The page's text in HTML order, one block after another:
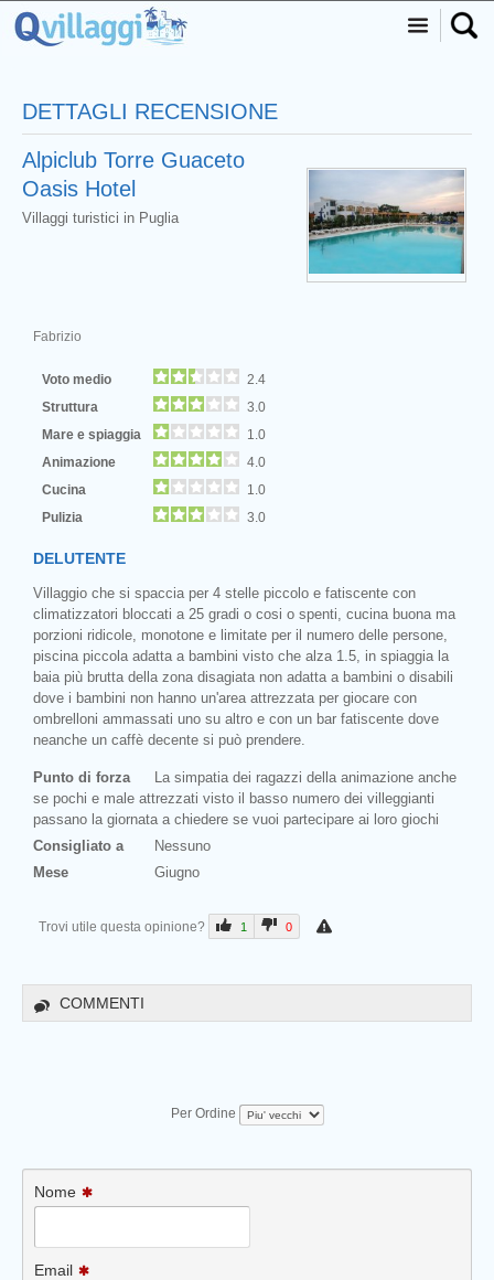
DETTAGLI RECENSIONE
Alpiclub Torre Guaceto
Oasis Hotel
Villaggi turistici in Puglia
Fabrizio
Voto medio
2.4
Struttura
3.0
Mare e spiaggia
1.0
Animazione
4.0
Cucina
1.0
Pulizia
3.0
DELUTENTE
Villaggio che si spaccia per 4 stelle piccolo e fatiscente con
climatizzatori bloccati a 25 gradi o cosi o spenti, cucina buona ma
porzioni ridicole, monotone e limitate per il numero delle persone,
piscina piccola adatta a bambini visto che alza 1.5, in spiaggia la
baia più brutta della zona disagiata non adatta a bambini o disabili
dove i bambini non hanno un'area attrezzata per giocare con
ombrelloni ammassati uno su altro e con un bar fatiscente dove
neanche un caffè decente si può prendere.
Punto di forza
La simpatia dei ragazzi della animazione anche
se pochi e male attrezzati visto il basso numero dei villeggianti
passano la giornata a chiedere se vuoi partecipare ai loro giochi
Consigliato a
Nessuno
Mese
Giugno
Trovi utile questa opinione? 1 0
COMMENTI
Per Ordine
Nome
Email